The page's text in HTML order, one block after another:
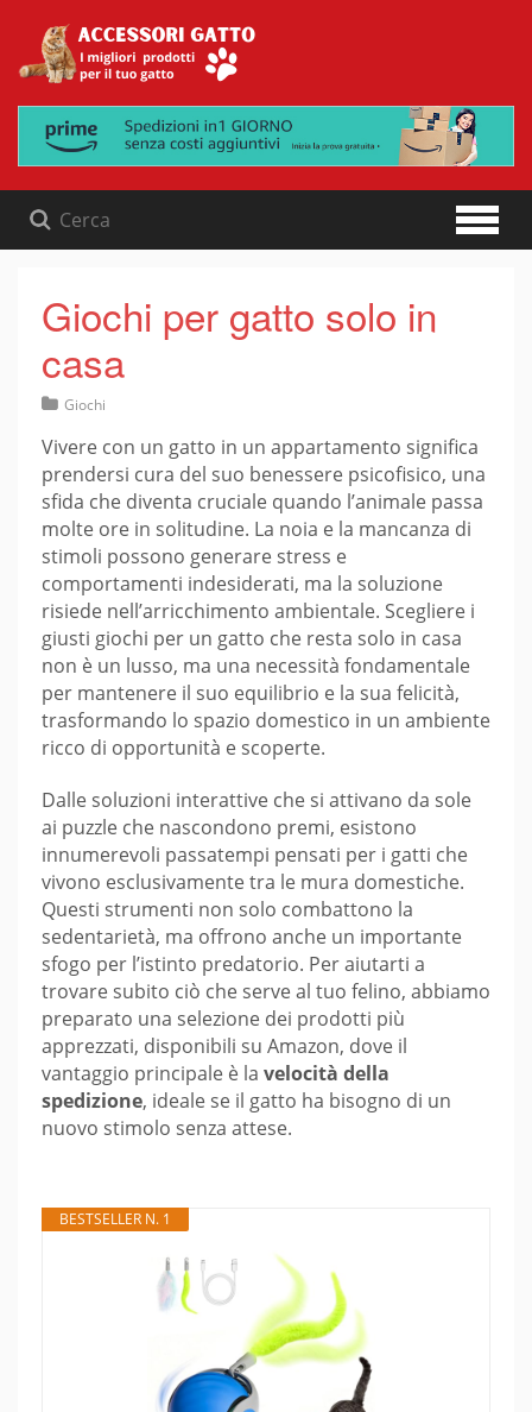
content
Giochi per gatto solo in
casa
Giochi
Vivere con un gatto in un appartamento significa
prendersi cura del suo benessere psicofisico, una
sfida che diventa cruciale quando l’animale passa
molte ore in solitudine. La noia e la mancanza di
stimoli possono generare stress e
comportamenti indesiderati, ma la soluzione
risiede nell’arricchimento ambientale. Scegliere i
giusti giochi per un gatto che resta solo in casa
non è un lusso, ma una necessità fondamentale
per mantenere il suo equilibrio e la sua felicità,
trasformando lo spazio domestico in un ambiente
ricco di opportunità e scoperte.
Dalle soluzioni interattive che si attivano da sole
ai puzzle che nascondono premi, esistono
innumerevoli passatempi pensati per i gatti che
vivono esclusivamente tra le mura domestiche.
Questi strumenti non solo combattono la
sedentarietà, ma offrono anche un importante
sfogo per l’istinto predatorio. Per aiutarti a
trovare subito ciò che serve al tuo felino, abbiamo
preparato una selezione dei prodotti più
apprezzati, disponibili su Amazon, dove il
vantaggio principale è la velocità della
spedizione, ideale se il gatto ha bisogno di un
nuovo stimolo senza attese.
BESTSELLER N. 1